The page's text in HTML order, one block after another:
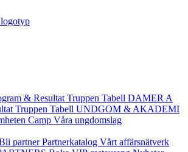
& Resultat Truppen Tabell DAMER A
Truppen Tabell UNDGOM & AKADEMI
Camp Våra ungdomslag
partnerPartnerkatalog Vårt affärsnätverk